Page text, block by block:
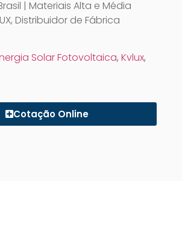
| Materiais Alta e Média
Distribuidor de Fábrica
Solar Fotovoltaica, Kvlux,
Cotação Online